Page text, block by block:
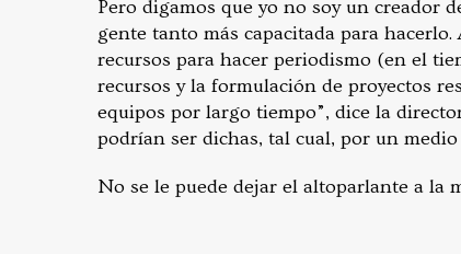
Pero digamos que yo no soy un creador
gente tanto más capacitada para
recursos para hacer periodismo (en el
recursos y la formulación de proyectos
equipos por largo tiempo”, dice la
podrían ser dichas, tal cual, por un
No se le puede dejar el altoparlante a la